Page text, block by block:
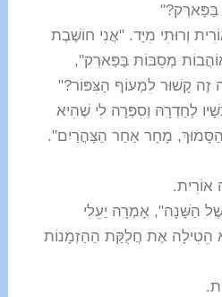
בַּפַּארְק?"
וְרוּתִי מִיָּד. "אֲנִי חוֹשֶׁבֶת
מְסִבּוֹת בַּפַּארְק",
קָשׁוּר לִמְעוֹף הַצִּפּוֹר?"
לְחַדְרָהּ וְסִפְּרָה לִי שֶׁהִיא
מָחָר אַחַר הַצָּהֳרַיִם".
הַשָּׁנָה", אָמְרָה יַעֵלִי
הֵטִילָה אֶת חֲלֻקַּת הַהַזְמָנוֹת